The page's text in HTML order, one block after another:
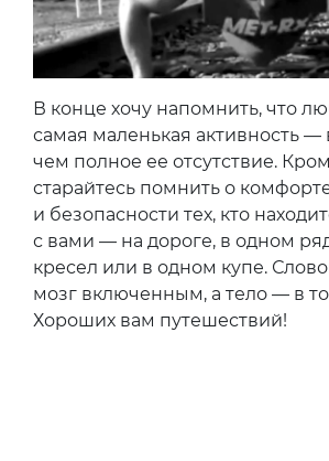
В конце хочу напомнить, что
самая маленькая активность —
чем полное ее отсутствие.
старайтесь помнить о
и безопасности тех, кто
с вами — на дороге, в одном
кресел или в одном купе.
мозг включенным, а тело — в
Хороших вам путешествий!